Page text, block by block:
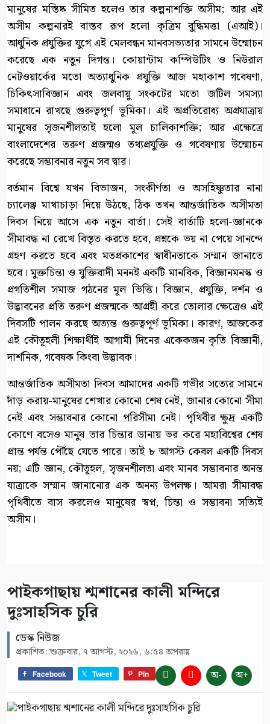
মানুষের মস্তিষ্ক সীমিত হলেও তার কল্পনাশক্তি অসীম; আর এই
অসীম কল্পনারই বাস্তব রূপ হলো কৃত্রিম বুদ্ধিমত্তা (এআই)।
আধুনিক প্রযুক্তির যুগে এই মেলবন্ধন মানবসভ্যতার সামনে উন্মোচন
করেছে এক নতুন দিগন্ত। কোয়ান্টাম কম্পিউটিং ও নিউরাল
নেটওয়ার্কের মতো অত্যাধুনিক প্রযুক্তি আজ মহাকাশ গবেষণা,
চিকিৎসাবিজ্ঞান এবং জলবায়ু সংকটের মতো জটিল সমস্যা
সমাধানে রাখছে গুরুত্বপূর্ণ ভূমিকা। এই অপ্রতিরোধ্য অগ্রযাত্রায়
মানুষের সৃজনশীলতাই হলো মূল চালিকাশক্তি; আর এক্ষেত্রে
বাংলাদেশের তরুণ প্রজন্মও তথ্যপ্রযুক্তি ও গবেষণায় উন্মোচন
করেছে সম্ভাবনার নতুন সব দ্বার।
বর্তমান বিশ্বে যখন বিভাজন, সংকীর্ণতা ও অসহিষ্ণুতার নানা
চ্যালেঞ্জ মাথাচাড়া দিয়ে উঠছে, ঠিক তখন আন্তর্জাতিক অসীমতা
দিবস নিয়ে আসে এক নতুন বার্তা। সেই বার্তাটি হলো-জ্ঞানকে
সীমাবদ্ধ না রেখে বিস্তৃত করতে হবে, প্রশ্নকে ভয় না পেয়ে সানন্দে
গ্রহণ করতে হবে এবং মতপ্রকাশের স্বাধীনতাকে সম্মান জানাতে
হবে। মুক্তচিন্তা ও যুক্তিবাদী মননই একটি মানবিক, বিজ্ঞানমনস্ক ও
প্রগতিশীল সমাজ গঠনের মূল ভিত্তি। বিজ্ঞান, প্রযুক্তি, দর্শন ও
উদ্ভাবনের প্রতি তরুণ প্রজন্মকে আগ্রহী করে তোলার ক্ষেত্রেও এই
দিবসটি পালন করছে অত্যন্ত গুরুত্বপূর্ণ ভূমিকা। কারণ, আজকের
এই কৌতূহলী শিক্ষার্থীই আগামী দিনের একেকজন কৃতি বিজ্ঞানী,
দার্শনিক, গবেষক কিংবা উদ্ভাবক।
আন্তর্জাতিক অসীমতা দিবস আমাদের একটি গভীর সত্যের সামনে
দাঁড় করায়-মানুষের শেখার কোনো শেষ নেই, জানার কোনো সীমা
নেই এবং সম্ভাবনার কোনো পরিসীমা নেই। পৃথিবীর ক্ষুদ্র একটি
কোণে বসেও মানুষ তার চিন্তার ডানায় ভর করে মহাবিশ্বের শেষ
প্রান্ত পর্যন্ত পৌঁছে যেতে পারে। তাই ৮ আগস্ট কেবল একটি দিবস
নয়; এটি জ্ঞান, কৌতূহল, সৃজনশীলতা এবং মানব সম্ভাবনার অনন্ত
যাত্রাকে সম্মান জানানোর এক অনন্য উপলক্ষ। আমরা সীমাবদ্ধ
পৃথিবীতে বাস করলেও মানুষের স্বপ্ন, চিন্তা ও সম্ভাবনা সত্যিই
অসীম।
পাইকগাছায় শ্মশানের কালী মন্দিরে
দুঃসাহসিক চুরি
ডেস্ক নিউজ
প্রকাশিত: শুক্রবার, ৭ আগস্ট, ২০২৬, ৬:৫৪ অপরাহ্ণ
Facebook Tweet Pin অ- অ+